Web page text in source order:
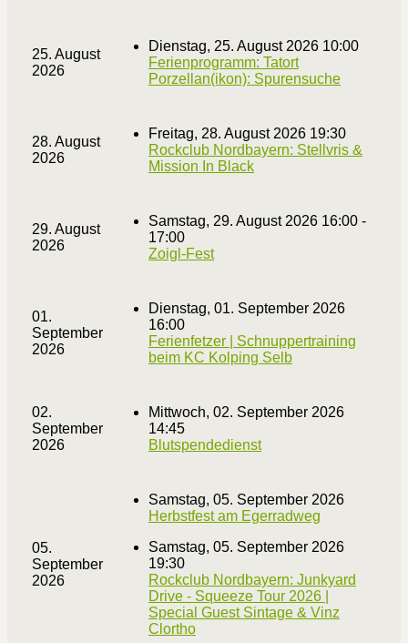
25. August
2026
Dienstag, 25. August 2026 10:00
Ferienprogramm: Tatort
Porzellan(ikon): Spurensuche
28. August
2026
Freitag, 28. August 2026 19:30
Rockclub Nordbayern: Stellvris &
Mission In Black
29. August
2026
Samstag, 29. August 2026 16:00 -
17:00
Zoigl-Fest
01.
September
2026
Dienstag, 01. September 2026
16:00
Ferienfetzer | Schnuppertraining
beim KC Kolping Selb
02.
September
2026
Mittwoch, 02. September 2026
14:45
Blutspendedienst
05.
September
2026
Samstag, 05. September 2026
Herbstfest am Egerradweg
Samstag, 05. September 2026
19:30
Rockclub Nordbayern: Junkyard
Drive - Squeeze Tour 2026 |
Special Guest Sintage & Vinz
Clortho